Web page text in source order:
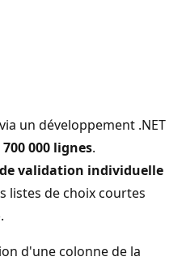
un développement .NET
700 000 lignes.
validation individuelle
listes de choix courtes
d'une colonne de la